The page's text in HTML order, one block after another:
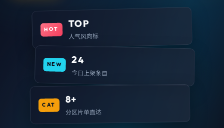
HOT TOP
人气风向标
NEW 24
今日上架条目
CAT 8+
分区片单直达